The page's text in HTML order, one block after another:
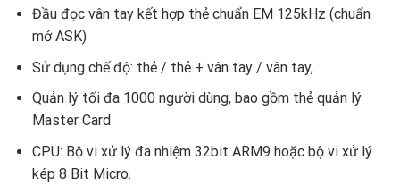
Đầu đọc vân tay kết hợp thẻ chuẩn EM 125kHz (chuẩn
mở ASK)
Sử dụng chế độ: thẻ / thẻ + vân tay / vân tay,
Quản lý tối đa 1000 người dùng, bao gồm thẻ quản lý
Master Card
CPU: Bộ vi xử lý đa nhiệm 32bit ARM9 hoặc bộ vi xử lý
kép 8 Bit Micro.